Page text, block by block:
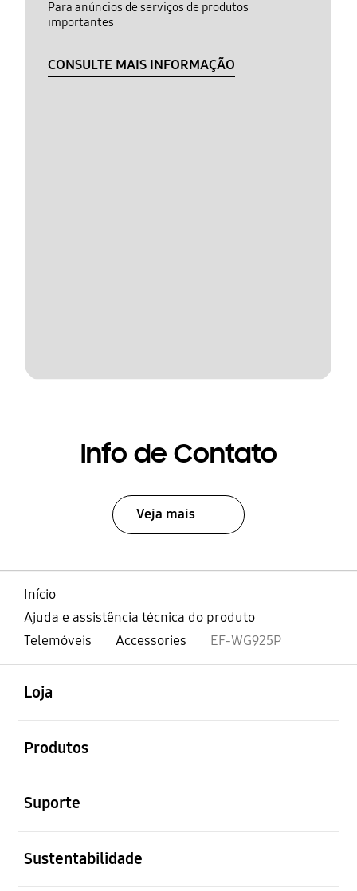
Para anúncios de serviços de produtos
importantes
CONSULTE MAIS INFORMAÇÃO
Info de Contato
Veja mais
Início
Ajuda e assistência técnica do produto
Telemóveis
Accessories EF-WG925P
Loja
Produtos
Suporte
Sustentabilidade